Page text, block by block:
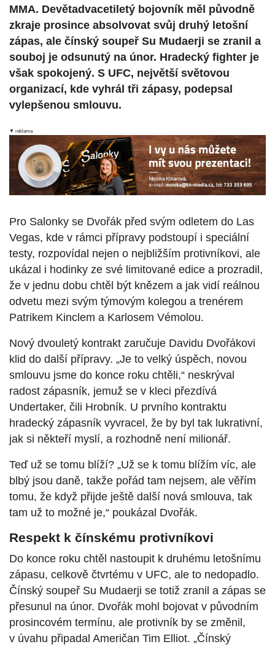
MMA. Devětadvacetiletý bojovník měl původně
zkraje prosince absolvovat svůj druhý letošní
zápas, ale čínský soupeř Su Mudaerji se zranil a
souboj je odsunutý na únor. Hradecký fighter je
však spokojený. S UFC, největší světovou
organizací, kde vyhrál tři zápasy, podepsal
vylepšenou smlouvu.
▼ reklama
Pro Salonky se Dvořák před svým odletem do Las
Vegas, kde v rámci přípravy podstoupí i speciální
testy, rozpovídal nejen o nejbližším protivníkovi, ale
ukázal i hodinky ze své limitované edice a prozradil,
že v jednu dobu chtěl být knězem a jak vidí reálnou
odvetu mezi svým týmovým kolegou a trenérem
Patrikem Kinclem a Karlosem Vémolou.
Nový dvouletý kontrakt zaručuje Davidu Dvořákovi
klid do další přípravy. „Je to velký úspěch, novou
smlouvu jsme do konce roku chtěli,“ neskrýval
radost zápasník, jemuž se v kleci přezdívá
Undertaker, čili Hrobník. U prvního kontraktu
hradecký zápasník vyvracel, že by byl tak lukrativní,
jak si někteří myslí, a rozhodně není milionář.
Teď už se tomu blíží? „Už se k tomu blížím víc, ale
blbý jsou daně, takže pořád tam nejsem, ale věřím
tomu, že když přijde ještě další nová smlouva, tak
tam už to možné je,“ poukázal Dvořák.
Respekt k čínskému protivníkovi
Do konce roku chtěl nastoupit k druhému letošnímu
zápasu, celkově čtvrtému v UFC, ale to nedopadlo.
Čínský soupeř Su Mudaerji se totiž zranil a zápas se
přesunul na únor. Dvořák mohl bojovat v původním
prosincovém termínu, ale protivník by se změnil,
v úvahu připadal Američan Tim Elliot. „Čínský